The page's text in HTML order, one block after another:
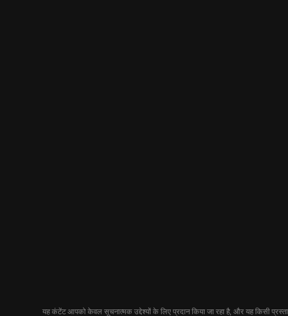
यह कंटेंट आपको केवल सूचनात्मक उद्देश्यों के लिए प्रदान किया जा रहा है, और यह किसी